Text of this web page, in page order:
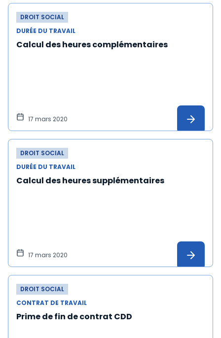
DROIT SOCIAL
DURÉE DU TRAVAIL
Calcul des heures complémentaires
17 mars 2020
DROIT SOCIAL
DURÉE DU TRAVAIL
Calcul des heures supplémentaires
17 mars 2020
DROIT SOCIAL
CONTRAT DE TRAVAIL
Prime de fin de contrat CDD